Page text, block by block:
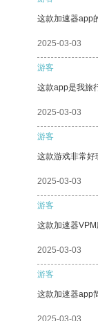
这款加速器app
2025-03-03
游客
这款app是我旅
2025-03-03
游客
这款游戏非常好
2025-03-03
游客
这款加速器VPM
2025-03-03
游客
这款加速器app
2025-03-03